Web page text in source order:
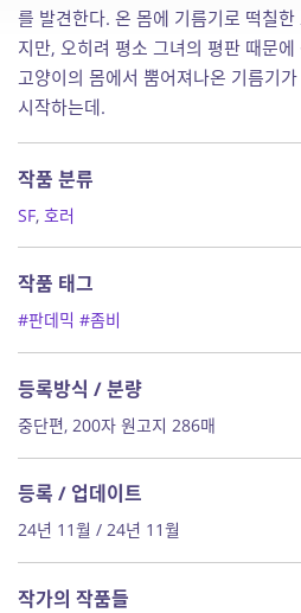
를 발견한다. 온 몸에 기름기로 떡칠
지만, 오히려 평소 그녀의 평판 때문
고양이의 몸에서 뿜어져나온 기름기
시작하는데.
작품 분류
SF, 호러
작품 태그
#판데믹 #좀비
등록방식 / 분량
중단편, 200자 원고지 286매
등록 / 업데이트
24년 11월 / 24년 11월
작가의 작품들